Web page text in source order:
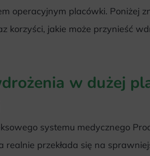
operacyjnym placówki. Poniżej
korzyści, jakie może przynieść
w dużej
systemu medycznego
realnie przekłada się na